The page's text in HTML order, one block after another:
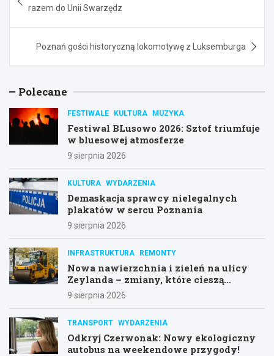
razem do Unii Swarzędz
Poznań gości historyczną lokomotywę z Luksemburga
Polecane
FESTIWALE KULTURA MUZYKA
Festiwal BLusowo 2026: Sztof triumfuje
w bluesowej atmosferze
9 sierpnia 2026
KULTURA WYDARZENIA
Demaskacja sprawcy nielegalnych
plakatów w sercu Poznania
9 sierpnia 2026
INFRASTRUKTURA REMONTY
Nowa nawierzchnia i zieleń na ulicy
Zeylanda – zmiany, które cieszą
mieszkańców
9 sierpnia 2026
TRANSPORT WYDARZENIA
Odkryj Czerwonak: Nowy ekologiczny
autobus na weekendowe przygody!